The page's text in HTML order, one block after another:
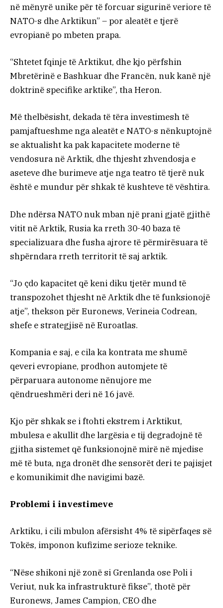
në mënyrë unike për të forcuar sigurinë veriore të
NATO-s dhe Arktikun” – por aleatët e tjerë
evropianë po mbeten prapa.
“Shtetet fqinje të Arktikut, dhe kjo përfshin
Mbretërinë e Bashkuar dhe Francën, nuk kanë një
doktrinë specifike arktike”, tha Heron.
Më thelbësisht, dekada të tëra investimesh të
pamjaftueshme nga aleatët e NATO-s nënkuptojnë
se aktualisht ka pak kapacitete moderne të
vendosura në Arktik, dhe thjesht zhvendosja e
aseteve dhe burimeve atje nga teatro të tjerë nuk
është e mundur për shkak të kushteve të vështira.
Dhe ndërsa NATO nuk mban një prani gjatë gjithë
vitit në Arktik, Rusia ka rreth 30-40 baza të
specializuara dhe fusha ajrore të përmirësuara të
shpërndara rreth territorit të saj arktik.
“Jo çdo kapacitet që keni diku tjetër mund të
transpozohet thjesht në Arktik dhe të funksionojë
atje”, thekson për Euronews, Verineia Codrean,
shefe e strategjisë në Euroatlas.
Kompania e saj, e cila ka kontrata me shumë
qeveri evropiane, prodhon automjete të
përparuara autonome nënujore me
qëndrueshmëri deri në 16 javë.
Kjo për shkak se i ftohti ekstrem i Arktikut,
mbulesa e akullit dhe largësia e tij degradojnë të
gjitha sistemet që funksionojnë mirë në mjedise
më të buta, nga dronët dhe sensorët deri te pajisjet
e komunikimit dhe navigimi bazë.
Problemi i investimeve
Arktiku, i cili mbulon afërsisht 4% të sipërfaqes së
Tokës, imponon kufizime serioze teknike.
“Nëse shikoni një zonë si Grenlanda ose Poli i
Veriut, nuk ka infrastrukturë fikse”, thotë për
Euronews, James Campion, CEO dhe